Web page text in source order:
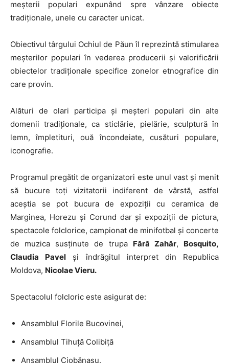
meșterii populari expunând spre vânzare obiecte
tradiționale, unele cu caracter unicat.
Obiectivul târgului Ochiul de Păun îl reprezintă stimularea
meșterilor populari în vederea producerii și valorificării
obiectelor tradiționale specifice zonelor etnografice din
care provin.
Alături de olari participa și meșteri populari din alte
domenii tradiționale, ca sticlărie, pielărie, sculptură în
lemn, împletituri, ouă încondeiate, cusături populare,
iconografie.
Programul pregătit de organizatori este unul vast și menit
să bucure toți vizitatorii indiferent de vârstă, astfel
aceștia se pot bucura de expoziții cu ceramica de
Marginea, Horezu și Corund dar și expoziții de pictura,
spectacole folclorice, campionat de minifotbal și concerte
de muzica susținute de trupa Fără Zahăr, Bosquito,
Claudia Pavel și îndrăgitul interpret din Republica
Moldova, Nicolae Vieru.
Spectacolul folcloric este asigurat de:
Ansamblul Florile Bucovinei,
Ansamblul Tihuță Colibiță
Ansamblul Ciobănașu.